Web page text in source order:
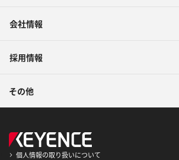
会社情報
採用情報
その他
個人情報の取り扱いについて